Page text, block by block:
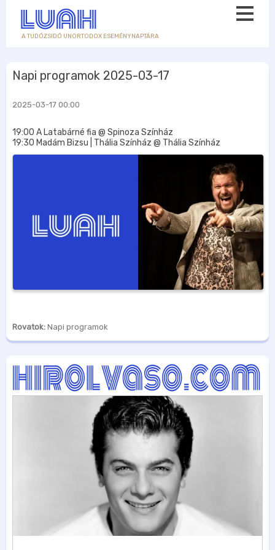
A TUDÓZSIDÓ UNORTODOX ESEMÉNYNAPTÁRA
Napi programok 2025-03-17
2025-03-17 00:00
19:00 A Latabárné fia @ Spinoza Színház
19:30 Madám Bizsu | Thália Színház @ Thália Színház
Rovatok: Napi programok